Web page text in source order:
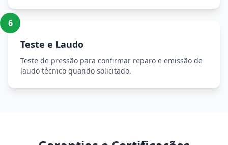
6
Teste e Laudo
Teste de pressão para confirmar reparo e emissão de
laudo técnico quando solicitado.